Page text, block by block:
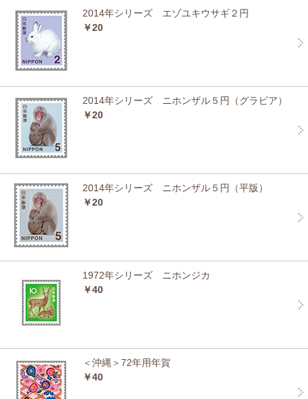
2014年シリーズ エゾユキウサギ２円
￥20
2014年シリーズ ニホンザル５円（グラビア）
￥20
2014年シリーズ ニホンザル５円（平版）
￥20
1972年シリーズ ニホンジカ
￥40
＜沖縄＞72年用年賀
￥40